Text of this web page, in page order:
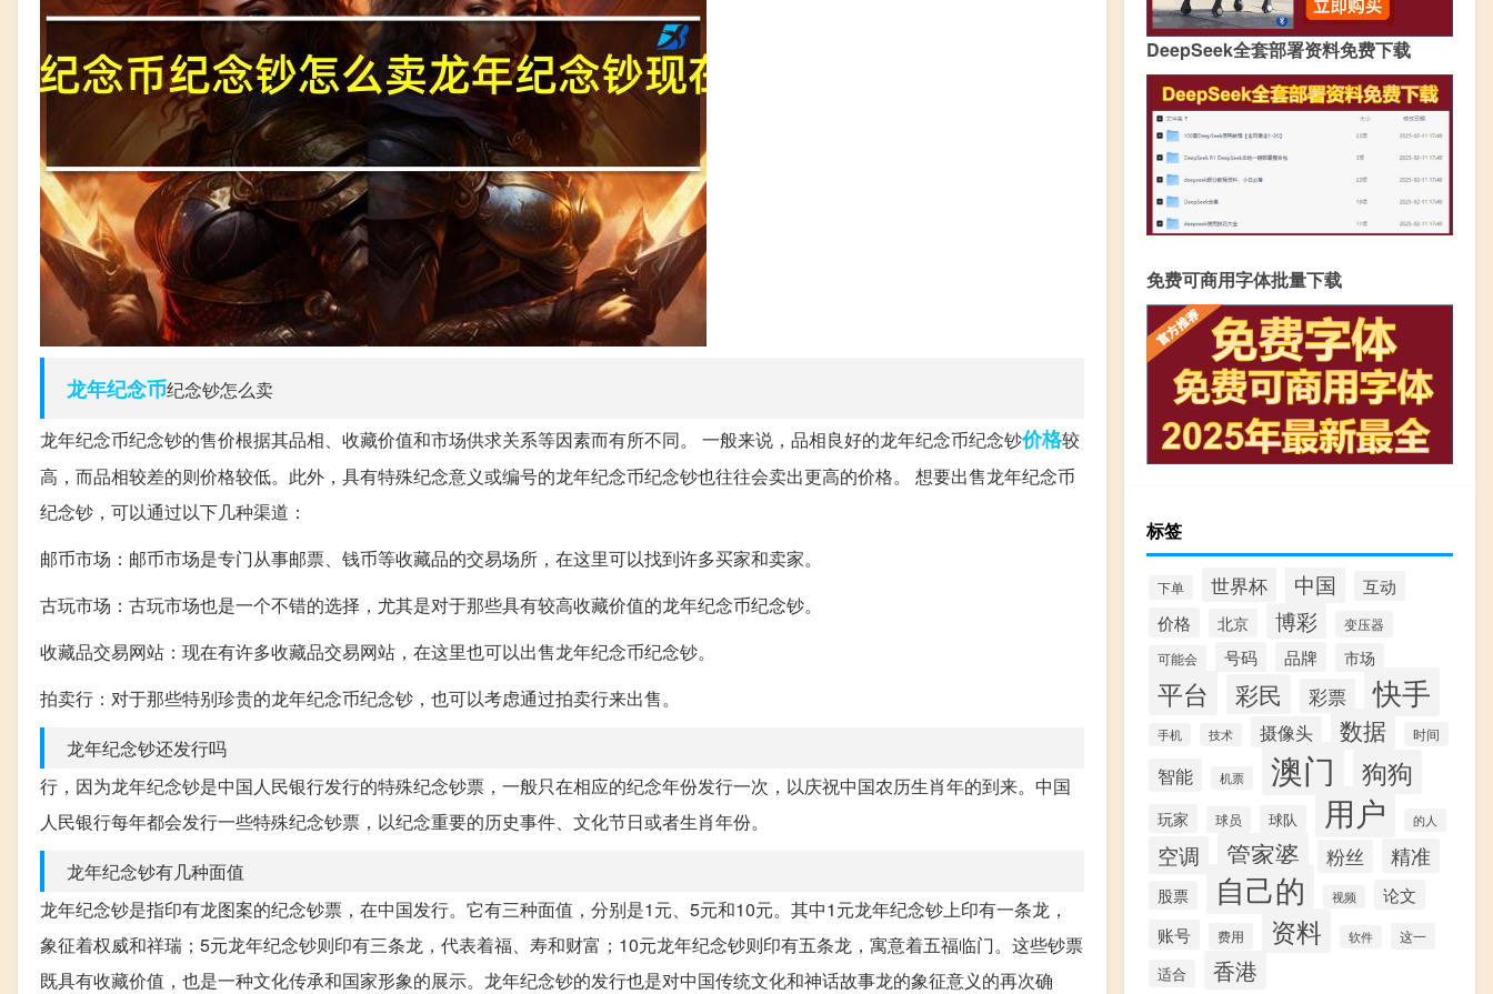
龙年纪念币纪念钞怎么卖
龙年纪念币纪念钞的售价根据其品相、收藏价值和市场供求关系等因素而有所不同。 一般来说，品相良好的龙年纪念币纪念钞价格较
高，而品相较差的则价格较低。此外，具有特殊纪念意义或编号的龙年纪念币纪念钞也往往会卖出更高的价格。 想要出售龙年纪念币
纪念钞，可以通过以下几种渠道：
邮币市场：邮币市场是专门从事邮票、钱币等收藏品的交易场所，在这里可以找到许多买家和卖家。
古玩市场：古玩市场也是一个不错的选择，尤其是对于那些具有较高收藏价值的龙年纪念币纪念钞。
收藏品交易网站：现在有许多收藏品交易网站，在这里也可以出售龙年纪念币纪念钞。
拍卖行：对于那些特别珍贵的龙年纪念币纪念钞，也可以考虑通过拍卖行来出售。
龙年纪念钞还发行吗
行，因为龙年纪念钞是中国人民银行发行的特殊纪念钞票，一般只在相应的纪念年份发行一次，以庆祝中国农历生肖年的到来。中国
人民银行每年都会发行一些特殊纪念钞票，以纪念重要的历史事件、文化节日或者生肖年份。
龙年纪念钞有几种面值
龙年纪念钞是指印有龙图案的纪念钞票，在中国发行。它有三种面值，分别是1元、5元和10元。其中1元龙年纪念钞上印有一条龙，
象征着权威和祥瑞；5元龙年纪念钞则印有三条龙，代表着福、寿和财富；10元龙年纪念钞则印有五条龙，寓意着五福临门。这些钞票
既具有收藏价值，也是一种文化传承和国家形象的展示。龙年纪念钞的发行也是对中国传统文化和神话故事龙的象征意义的再次确
DeepSeek全套部署资料免费下载
免费可商用字体批量下载
标签
下单 世界杯 中国
互动
价格
北京 博彩
变压器
可能会
号码 品牌 市场
平台 彩民 彩票 快手
手机 技术 摄像头 数据 时间
智能 机票 澳门 狗狗
玩家 球员 球队 用户 的人
空调 管家婆 粉丝 精准
股票 自己的 视频
论文
账号
费用 资料 软件 这一
适合 香港